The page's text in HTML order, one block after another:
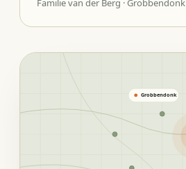
Grobbendonk